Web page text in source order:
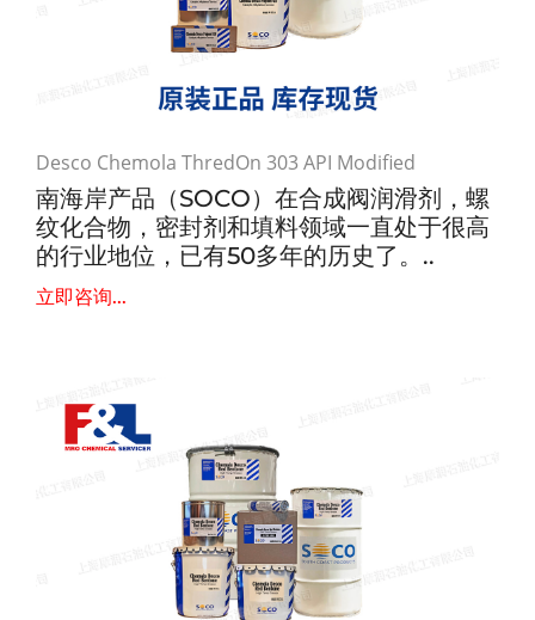
Desco Chemola ThredOn 303 API Modified
南海岸产品（SOCO）在合成阀润滑剂，螺
纹化合物，密封剂和填料领域一直处于很高
的行业地位，已有50多年的历史了。..
立即咨询...